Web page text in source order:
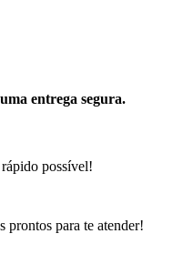
entrega segura.
possível!
prontos para te atender!